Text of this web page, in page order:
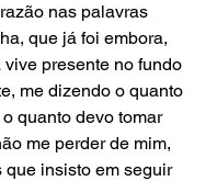
nas palavras
que já foi embora,
presente no fundo
me dizendo o quanto
quanto devo tomar
me perder de mim,
que insisto em seguir